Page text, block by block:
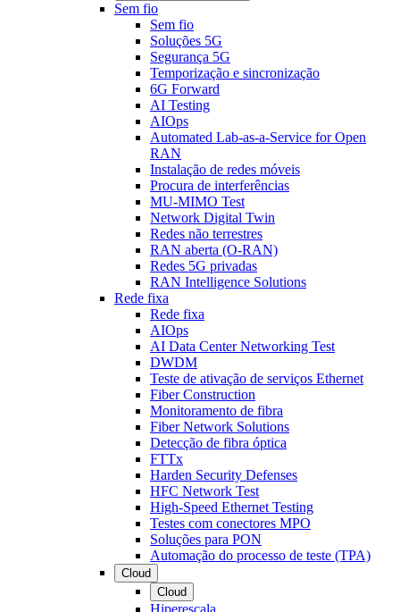
Sem fio
Sem fio
Soluções 5G
Segurança 5G
Temporização e sincronização
6G Forward
AI Testing
AIOps
Automated Lab-as-a-Service for Open
RAN
Instalação de redes móveis
Procura de interferências
MU-MIMO Test
Network Digital Twin
Redes não terrestres
RAN aberta (O-RAN)
Redes 5G privadas
RAN Intelligence Solutions
Rede fixa
Rede fixa
AIOps
AI Data Center Networking Test
DWDM
Teste de ativação de serviços Ethernet
Fiber Construction
Monitoramento de fibra
Fiber Network Solutions
Detecção de fibra óptica
FTTx
Harden Security Defenses
HFC Network Test
High-Speed Ethernet Testing
Testes com conectores MPO
Soluções para PON
Automação do processo de teste (TPA)
Cloud
Cloud